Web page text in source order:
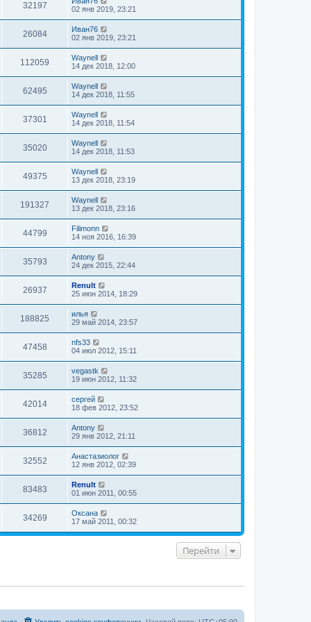
32197
02 янв 2019, 23:21
26084
Иван76
02 янв 2019, 23:21
112059
Waynell
14 дек 2018, 12:00
62495
Waynell
14 дек 2018, 11:55
37301
Waynell
14 дек 2018, 11:54
35020
Waynell
14 дек 2018, 11:53
49375
Waynell
13 дек 2018, 23:19
191327
Waynell
13 дек 2018, 23:16
44799
Filimonn
14 ноя 2016, 16:39
35793
Antony
24 дек 2015, 22:44
26937
Renult
25 июн 2014, 18:29
188825
илья
29 май 2014, 23:57
47458
nfs33
04 июл 2012, 15:11
35285
vegastk
19 июн 2012, 11:32
42014
сергей
18 фев 2012, 23:52
36812
Antony
29 янв 2012, 21:11
32552
Анастазиолог
12 янв 2012, 02:39
83483
Renult
01 июн 2011, 00:55
34269
Оксана
17 май 2011, 00:32
Перейти